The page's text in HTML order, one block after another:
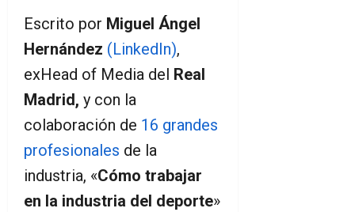
Escrito por Miguel Ángel
Hernández (LinkedIn),
exHead of Media del Real
Madrid, y con la
colaboración de 16 grandes
profesionales de la
industria, «Cómo trabajar
en la industria del deporte»